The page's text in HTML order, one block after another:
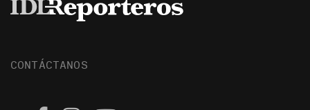
CONTÁCTANOS